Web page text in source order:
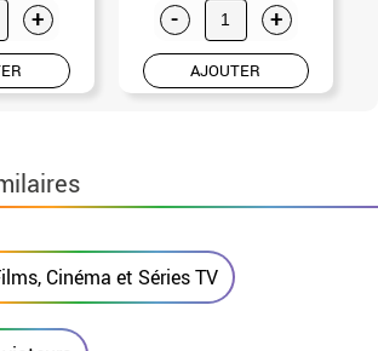
+ - +
AJOUTER
Cinéma et Séries TV